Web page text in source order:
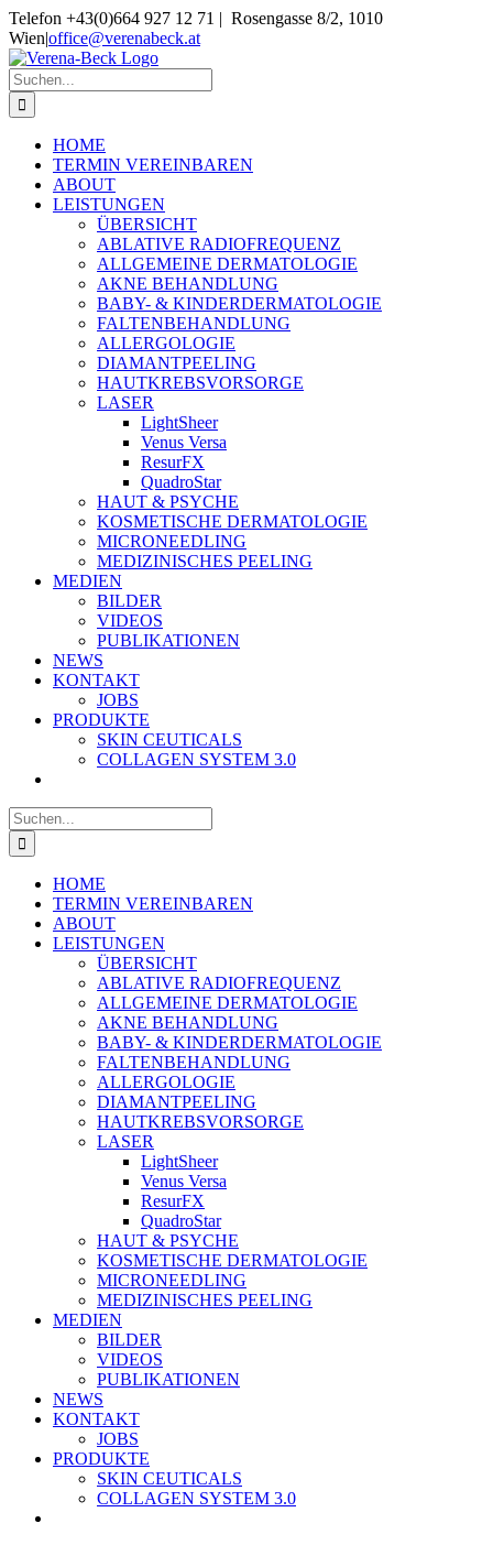
Skip
to
content
Telefon +43(0)664 927 12 71 | Rosengasse 8/2, 1010
Wien|office@verenabeck.at
Suche
nach:
HOME
TERMIN VEREINBAREN
ABOUT
LEISTUNGEN
ÜBERSICHT
ABLATIVE RADIOFREQUENZ
ALLGEMEINE DERMATOLOGIE
AKNE BEHANDLUNG
BABY- & KINDERDERMATOLOGIE
FALTENBEHANDLUNG
ALLERGOLOGIE
DIAMANTPEELING
HAUTKREBSVORSORGE
LASER
LightSheer
Venus Versa
ResurFX
QuadroStar
HAUT & PSYCHE
KOSMETISCHE DERMATOLOGIE
MICRONEEDLING
MEDIZINISCHES PEELING
MEDIEN
BILDER
VIDEOS
PUBLIKATIONEN
NEWS
KONTAKT
JOBS
PRODUKTE
SKIN CEUTICALS
COLLAGEN SYSTEM 3.0
Suche
nach:
HOME
TERMIN VEREINBAREN
ABOUT
LEISTUNGEN
ÜBERSICHT
ABLATIVE RADIOFREQUENZ
ALLGEMEINE DERMATOLOGIE
AKNE BEHANDLUNG
BABY- & KINDERDERMATOLOGIE
FALTENBEHANDLUNG
ALLERGOLOGIE
DIAMANTPEELING
HAUTKREBSVORSORGE
LASER
LightSheer
Venus Versa
ResurFX
QuadroStar
HAUT & PSYCHE
KOSMETISCHE DERMATOLOGIE
MICRONEEDLING
MEDIZINISCHES PEELING
MEDIEN
BILDER
VIDEOS
PUBLIKATIONEN
NEWS
KONTAKT
JOBS
PRODUKTE
SKIN CEUTICALS
COLLAGEN SYSTEM 3.0